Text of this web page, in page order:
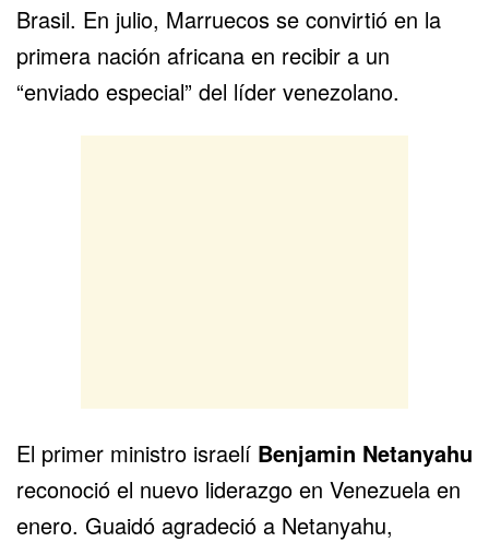
Brasil. En julio, Marruecos se convirtió en la
primera nación africana en recibir a un
“enviado especial” del líder venezolano.
El primer ministro israelí Benjamin Netanyahu
reconoció el nuevo liderazgo en Venezuela en
enero. Guaidó agradeció a Netanyahu,